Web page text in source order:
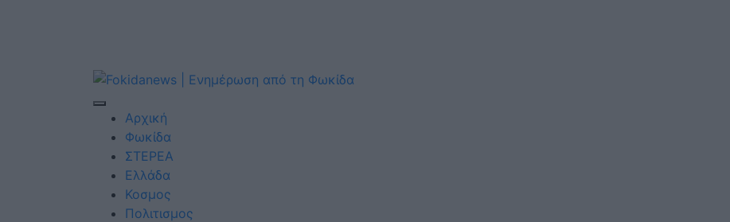
Αρχική
Φωκίδα
ΣΤΕΡΕΑ
Ελλάδα
Κοσμος
Πολιτισμος